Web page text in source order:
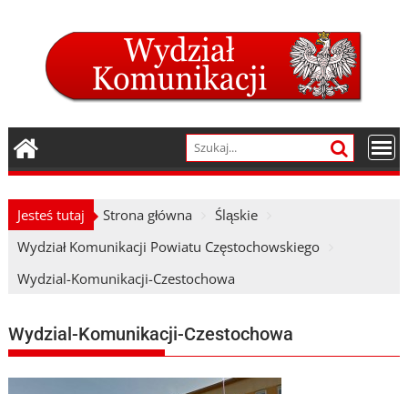
Jesteś tutaj Strona główna
Śląskie
Wydział Komunikacji Powiatu Częstochowskiego
Wydzial-Komunikacji-Czestochowa
Wydzial-Komunikacji-Czestochowa